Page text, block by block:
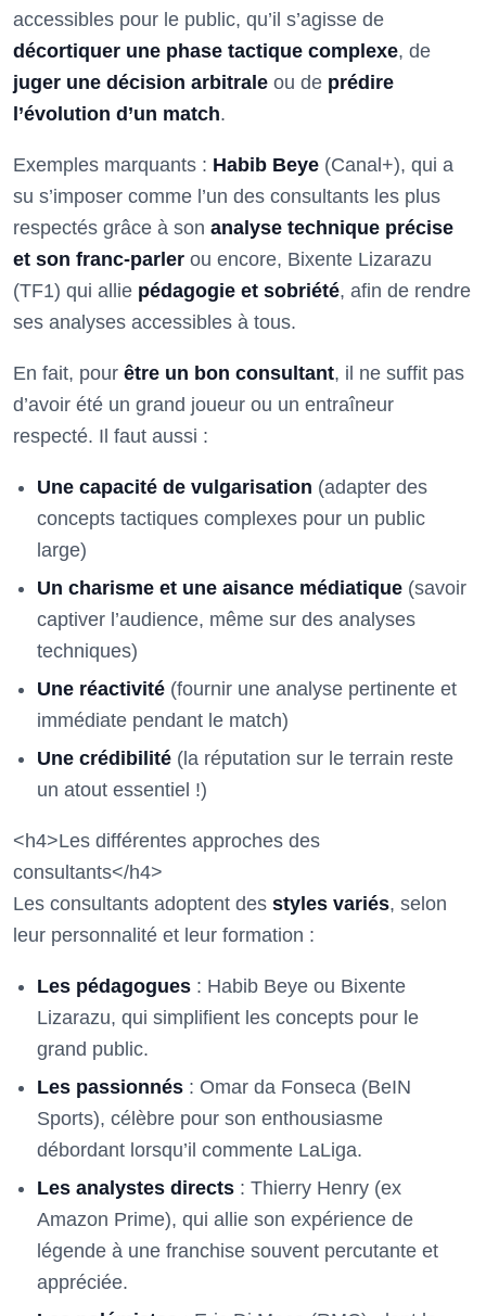
accessibles pour le public, qu’il s’agisse de
décortiquer une phase tactique complexe, de
juger une décision arbitrale ou de prédire
l’évolution d’un match.
Exemples marquants : Habib Beye (Canal+), qui a
su s’imposer comme l’un des consultants les plus
respectés grâce à son analyse technique précise
et son franc-parler ou encore, Bixente Lizarazu
(TF1) qui allie pédagogie et sobriété, afin de rendre
ses analyses accessibles à tous.
En fait, pour être un bon consultant, il ne suffit pas
d’avoir été un grand joueur ou un entraîneur
respecté. Il faut aussi :
Une capacité de vulgarisation (adapter des
concepts tactiques complexes pour un public
large)
Un charisme et une aisance médiatique (savoir
captiver l’audience, même sur des analyses
techniques)
Une réactivité (fournir une analyse pertinente et
immédiate pendant le match)
Une crédibilité (la réputation sur le terrain reste
un atout essentiel !)
<h4>Les différentes approches des
consultants</h4>
Les consultants adoptent des styles variés, selon
leur personnalité et leur formation :
Les pédagogues : Habib Beye ou Bixente
Lizarazu, qui simplifient les concepts pour le
grand public.
Les passionnés : Omar da Fonseca (BeIN
Sports), célèbre pour son enthousiasme
débordant lorsqu’il commente LaLiga.
Les analystes directs : Thierry Henry (ex
Amazon Prime), qui allie son expérience de
légende à une franchise souvent percutante et
appréciée.